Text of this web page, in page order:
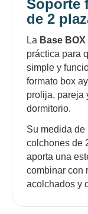
Soporte
de 2
La Base
práctica para
simple y
formato box
prolija, pareja
dormitorio.
Su medida de
colchones de
aporta una
combinar con
acolchados y